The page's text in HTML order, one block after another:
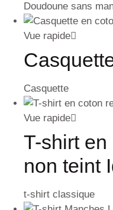
Doudoune sans
Vue rapide
Casquette
Vue rapide
T-shirt
non teint
t-shirt classique